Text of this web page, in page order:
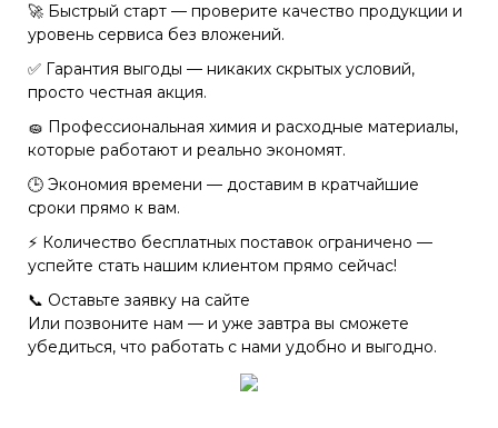
🚀 Быстрый старт — проверите качество продукции и
уровень сервиса без вложений.
✅ Гарантия выгоды — никаких скрытых условий,
просто честная акция.
🧽 Профессиональная химия и расходные материалы,
которые работают и реально экономят.
🕒 Экономия времени — доставим в кратчайшие
сроки прямо к вам.
⚡ Количество бесплатных поставок ограничено —
успейте стать нашим клиентом прямо сейчас!
📞 Оставьте заявку на сайте
Или позвоните нам — и уже завтра вы сможете
убедиться, что работать с нами удобно и выгодно.